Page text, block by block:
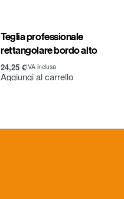
Teglia professionale
rettangolare bordo alto
24,25 €IVA inclusa
Aggiungi al carrello